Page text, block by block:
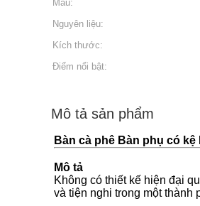
Màu:
Nguyên liệu:
Kích thước:
Điểm nổi bật:
Mô tả sản phẩm
Bàn cà phê Bàn phụ có
Mô tả
Không có thiết kế hiện đại
và tiện nghi trong một thành